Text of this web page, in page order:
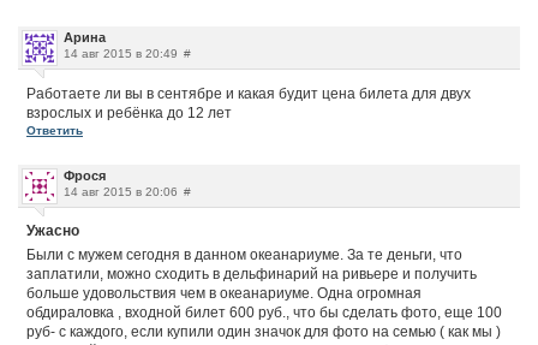
Арина
14 авг 2015 в 20:49 #
Работаете ли вы в сентябре и какая будит цена билета для двух
взрослых и ребёнка до 12 лет
Ответить
Фрося
14 авг 2015 в 20:06 #
Ужасно
Были с мужем сегодня в данном океанариуме. За те деньги, что
заплатили, можно сходить в дельфинарий на ривьере и получить
больше удовольствия чем в океанариуме. Одна огромная
обдираловка , входной билет 600 руб., что бы сделать фото, еще 100
руб- с каждого, если купили один значок для фото на семью ( как мы )